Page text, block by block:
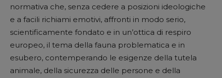
normativa che, senza cedere a posizioni ideologiche
e a facili richiami emotivi, affronti in modo serio,
scientificamente fondato e in un’ottica di respiro
europeo, il tema della fauna problematica e in
esubero, contemperando le esigenze della tutela
animale, della sicurezza delle persone e della